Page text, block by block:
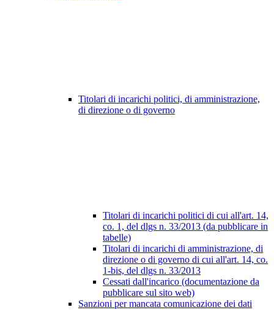
Titolari di incarichi politici, di amministrazione,
di direzione o di governo
Titolari di incarichi politici di cui all'art. 14,
co. 1, del dlgs n. 33/2013 (da pubblicare in
tabelle)
Titolari di incarichi di amministrazione, di
direzione o di governo di cui all'art. 14, co.
1-bis, del dlgs n. 33/2013
Cessati dall'incarico (documentazione da
pubblicare sul sito web)
Sanzioni per mancata comunicazione dei dati